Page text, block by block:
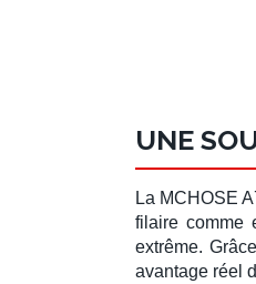
UNE
La MCHOSE
filaire comme
extrême.
avantage réel